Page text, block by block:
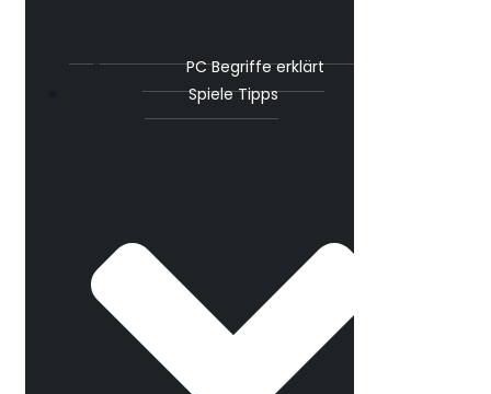
PC Begriffe erklärt
Spiele Tipps